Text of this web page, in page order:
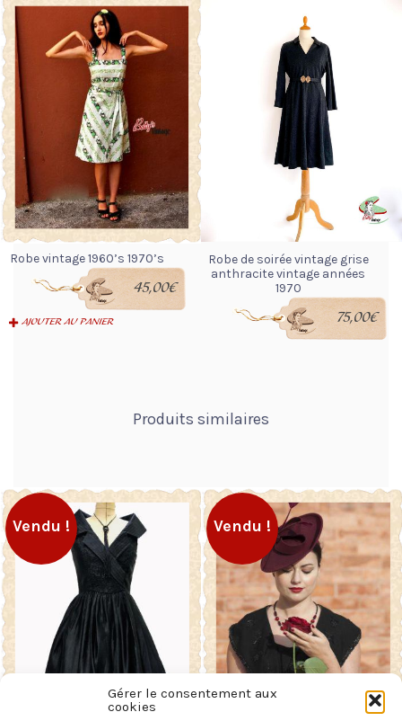
Gérer le consentement aux
cookies
Robe vintage 1960’s 1970’s
45,00€
AJOUTER AU PANIER
Robe de soirée vintage grise
anthracite vintage années
1970
75,00€
Produits similaires
Vendu ! Vendu !